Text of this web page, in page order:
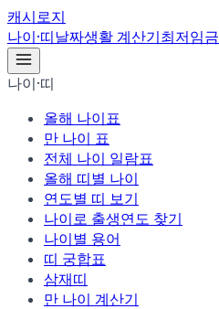
캐시로지
나이·띠날짜생활 계산기최저임금
나이·띠
올해 나이표
만 나이 표
전체 나이 일람표
올해 띠별 나이
연도별 띠 보기
나이로 출생연도 찾기
나이별 용어
띠 궁합표
삼재띠
만 나이 계산기